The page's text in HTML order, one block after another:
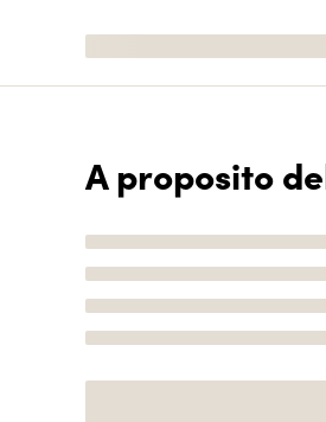
A proposito